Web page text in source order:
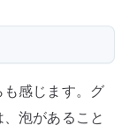
感じます。グ
泡があること